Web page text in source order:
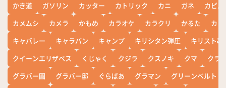
かき道
ガソリン カッター カトリック カニ ガネ
カピバ
カメムシ
カメラ かもめ カラオケ カラクリ かるた
カレ
キャバレー
キャラバン キャンプ キリシタン弾圧
キリスト教
クイーンエリザベス
くじゃく クジラ クスノキ クマ
クラ
グラバー園
グラバー邸 ぐらばあ グラマン
グリーンベルト